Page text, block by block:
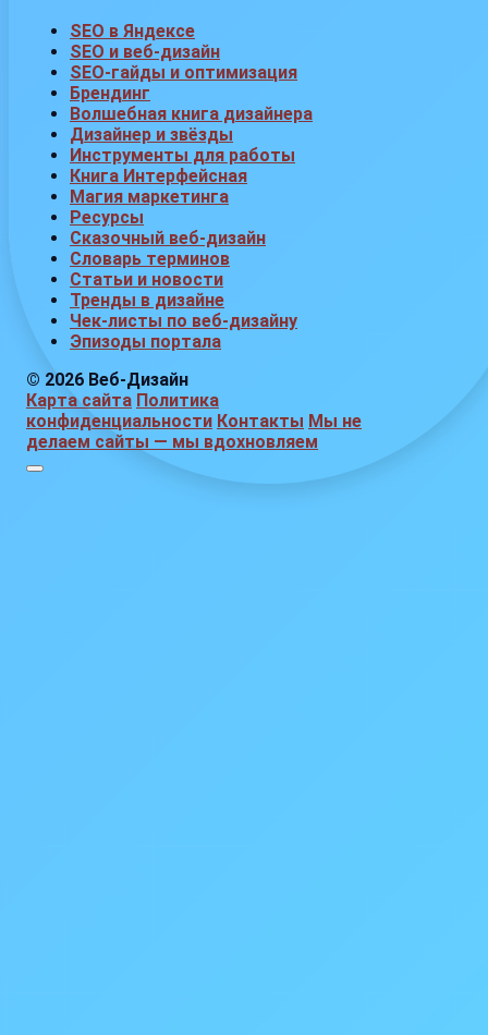
SEO в Яндексе
SEO и веб-дизайн
SEO-гайды и оптимизация
Брендинг
Волшебная книга дизайнера
Дизайнер и звёзды
Инструменты для работы
Книга Интерфейсная
Магия маркетинга
Ресурсы
Сказочный веб-дизайн
Словарь терминов
Статьи и новости
Тренды в дизайне
Чек-листы по веб-дизайну
Эпизоды портала
© 2026 Веб-Дизайн
Карта сайта Политика
конфиденциальности Контакты Мы не
делаем сайты — мы вдохновляем